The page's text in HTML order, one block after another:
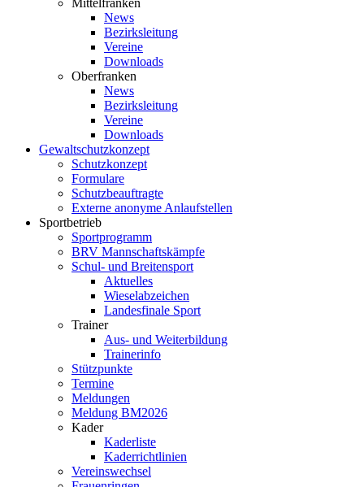
Mittelfranken
News
Bezirksleitung
Vereine
Downloads
Oberfranken
News
Bezirksleitung
Vereine
Downloads
Gewaltschutzkonzept
Schutzkonzept
Formulare
Schutzbeauftragte
Externe anonyme Anlaufstellen
Sportbetrieb
Sportprogramm
BRV Mannschaftskämpfe
Schul- und Breitensport
Aktuelles
Wieselabzeichen
Landesfinale Sport
Trainer
Aus- und Weiterbildung
Trainerinfo
Stützpunkte
Termine
Meldungen
Meldung BM2026
Kader
Kaderliste
Kaderrichtlinien
Vereinswechsel